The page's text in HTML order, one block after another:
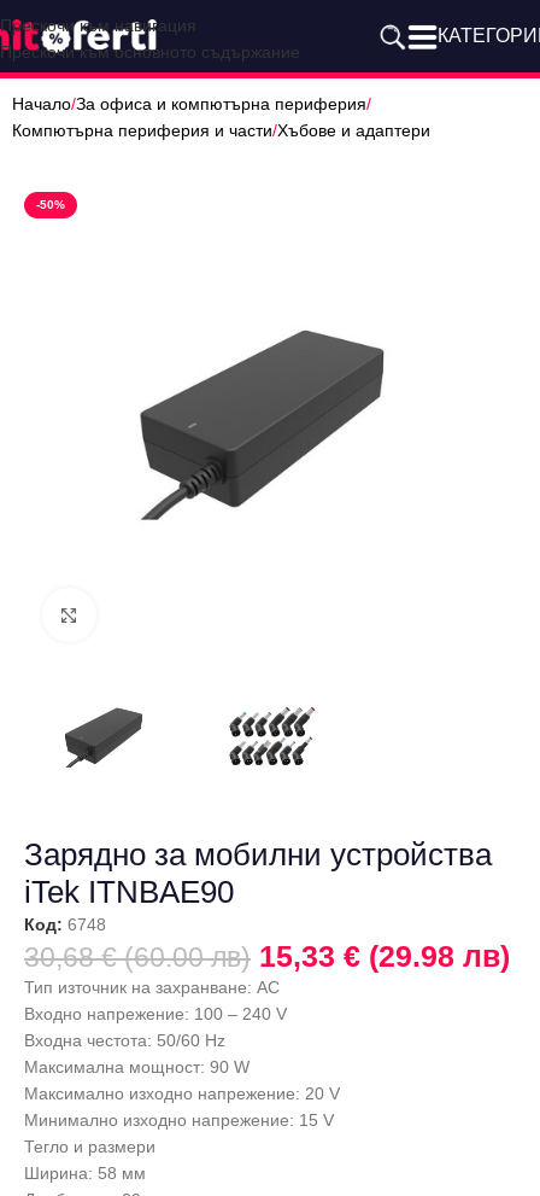
Прескочи към навигация
Прескочи към основното съдържание
Начало/За офиса и компютърна периферия/
Компютърна периферия и части/Хъбове и адаптери
-50%
Зарядно за мобилни устройства
iTek ITNBAE90
Код: 6748
30,68 € (60.00 лв) 15,33 € (29.98 лв)
Тип източник на захранване: AC
Входно напрежение: 100 – 240 V
Входна честота: 50/60 Hz
Максимална мощност: 90 W
Максимално изходно напрежение: 20 V
Минимално изходно напрежение: 15 V
Тегло и размери
Ширина: 58 мм